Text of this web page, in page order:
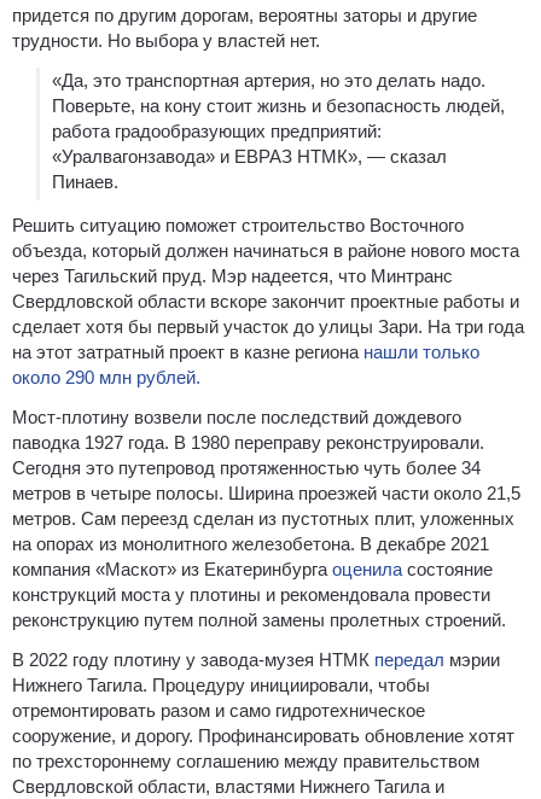
придется по другим дорогам, вероятны заторы и другие
трудности. Но выбора у властей нет.
«Да, это транспортная артерия, но это делать надо.
Поверьте, на кону стоит жизнь и безопасность людей,
работа градообразующих предприятий:
«Уралвагонзавода» и ЕВРАЗ НТМК», — сказал
Пинаев.
Решить ситуацию поможет строительство Восточного
объезда, который должен начинаться в районе нового моста
через Тагильский пруд. Мэр надеется, что Минтранс
Свердловской области вскоре закончит проектные работы и
сделает хотя бы первый участок до улицы Зари. На три года
на этот затратный проект в казне региона нашли только
около 290 млн рублей.
Мост-плотину возвели после последствий дождевого
паводка 1927 года. В 1980 переправу реконструировали.
Сегодня это путепровод протяженностью чуть более 34
метров в четыре полосы. Ширина проезжей части около 21,5
метров. Сам переезд сделан из пустотных плит, уложенных
на опорах из монолитного железобетона. В декабре 2021
компания «Маскот» из Екатеринбурга оценила состояние
конструкций моста у плотины и рекомендовала провести
реконструкцию путем полной замены пролетных строений.
В 2022 году плотину у завода-музея НТМК передал мэрии
Нижнего Тагила. Процедуру инициировали, чтобы
отремонтировать разом и само гидротехническое
сооружение, и дорогу. Профинансировать обновление хотят
по трехстороннему соглашению между правительством
Свердловской области, властями Нижнего Тагила и